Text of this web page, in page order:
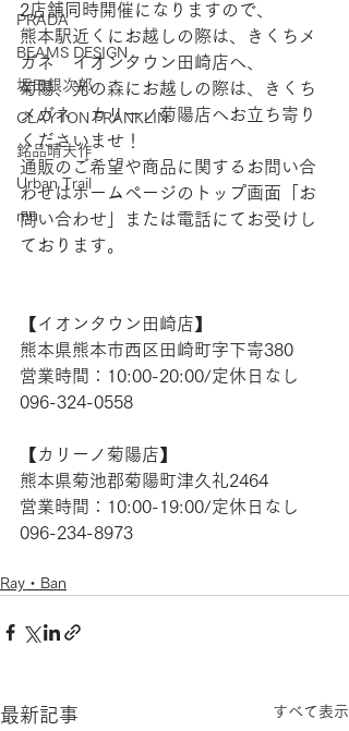
PRADA
BEAMS DESIGN
坂田銀次郎
CLAYTON FRANKLIN
銘品晴夫作
Urban Trail
mu
2店舗同時開催になりますので、
熊本駅近くにお越しの際は、きくちメ
ガネ　イオンタウン田崎店へ、
菊陽、光の森にお越しの際は、きくち
メガネ　カリーノ菊陽店へお立ち寄り
くださいませ！
通販のご希望や商品に関するお問い合
わせはホームページのトップ画面「お
問い合わせ」または電話にてお受けし
ております。
【​イオンタウン田崎店】
熊本県熊本市西区田崎町字下寄380
営業時間：10:00-20:00/定休日なし
096-324-0558
【​カリーノ菊陽店】
熊本県菊池郡菊陽町津久礼2464
営業時間：10:00-19:00/定休日なし
096-234-8973
Ray・Ban
最新記事 すべて表示